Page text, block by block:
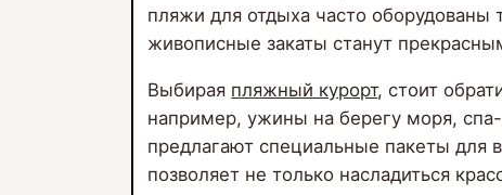
пляжи для отдыха часто оборудованы
живописные закаты станут
Выбирая пляжный курорт, стоит
например, ужины на берегу моря,
предлагают специальные пакеты
позволяет не только насладиться